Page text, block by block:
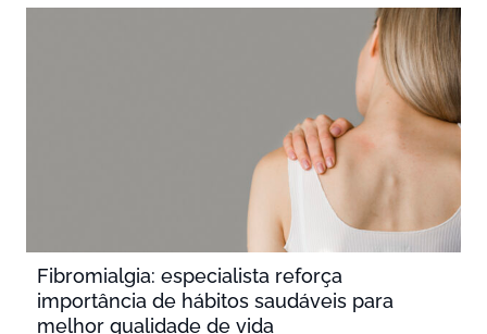
Fibromialgia: especialista reforça
importância de hábitos saudáveis para
melhor qualidade de vida